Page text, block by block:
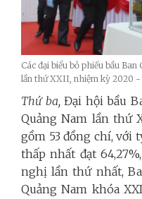
Các đại biểu bỏ phiếu bầu
lần thứ XXII, nhiệm kỳ 2020 -
Thứ ba,Đại hội bầu
Quảng Nam lần thứ
gồm 53 đồng chí, với
thấp nhất đạt
nghị lần thứ nhất,
Quảng Nam khóa